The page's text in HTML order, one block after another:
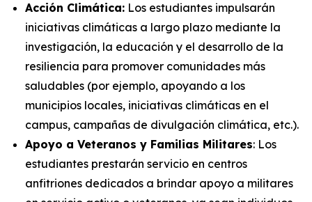
Acción Climática: Los estudiantes impulsarán
iniciativas climáticas a largo plazo mediante la
investigación, la educación y el desarrollo de la
resiliencia para promover comunidades más
saludables (por ejemplo, apoyando a los
municipios locales, iniciativas climáticas en el
campus, campañas de divulgación climática, etc.).
Apoyo a Veteranos y Familias Militares: Los
estudiantes prestarán servicio en centros
anfitriones dedicados a brindar apoyo a militares